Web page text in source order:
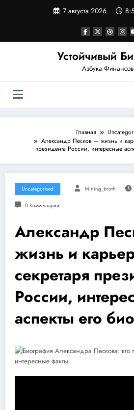
7 августа 2026
Устойчивый
Азбука Финансов
Главная
Александр Песков — жизнь и
президента России, интересные
Uncategorised Mining_broth
0 Комментарии
Александр
жизнь и
секретаря
России,
аспекты его